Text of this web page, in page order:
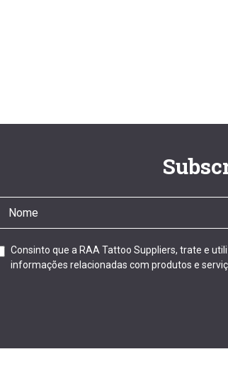
Consinto que a RAA Tattoo Suppliers, trate e
informações relacionadas com produtos e